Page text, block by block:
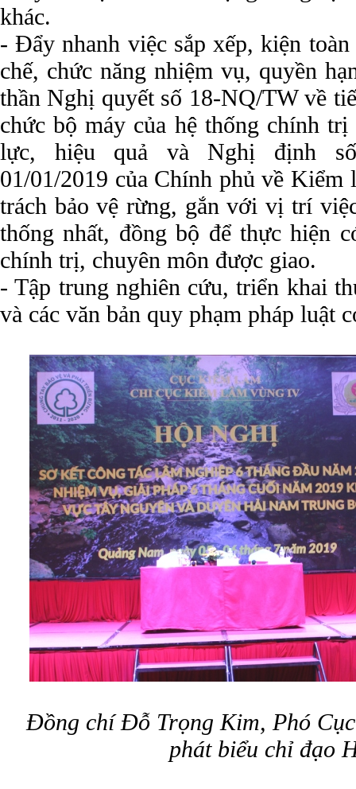
khác.
- Đẩy nhanh việc sắp xếp, kiện
chế, chức năng nhiệm vụ, quyền
thần Nghị quyết số 18-NQ/TW về
chức bộ máy của hệ thống chính
lực, hiệu quả và Nghị định số
01/01/2019 của Chính phủ về
trách bảo vệ rừng, gắn với vị trí
thống nhất, đồng bộ để thực hiện
chính trị, chuyên môn được giao.
- Tập trung nghiên cứu, triển khai
và các văn bản quy phạm pháp luật
Đồng chí Đỗ Trọng Kim, Phó
phát biểu chỉ đạo